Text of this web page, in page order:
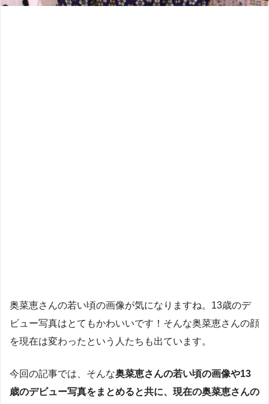
奥菜恵さんの若い頃の画像が気になりますね。13歳のデ
ビュー写真はとてもかわいいです！そんな奥菜恵さんの顔
を現在は変わったという人たちも出ています。
今回の記事では、そんな奥菜恵さんの若い頃の画像や13
歳のデビュー写真をまとめると共に、現在の奥菜恵さんの